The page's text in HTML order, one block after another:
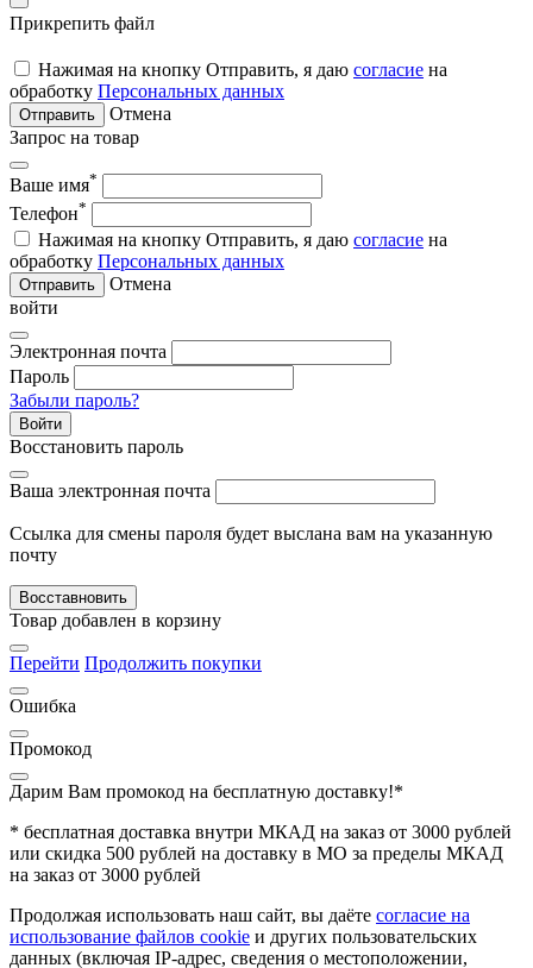
Прикрепить файл
Нажимая на кнопку Отправить, я даю согласие на
обработку Персональных данных
Отправить
Отмена
Запрос на товар
Ваше имя*
Телефон*
Нажимая на кнопку Отправить, я даю согласие на
обработку Персональных данных
Отправить
Отмена
войти
Электронная почта
Пароль
Забыли пароль?
Войти
Восстановить пароль
Ваша электронная почта
Ссылка для смены пароля будет выслана вам на указанную
почту
Восставновить
Товар добавлен в корзину
Перейти Продолжить покупки
Ошибка
Промокод
Дарим Вам промокод на бесплатную доставку!*
* бесплатная доставка внутри МКАД на заказ от 3000 рублей
или скидка 500 рублей на доставку в МО за пределы МКАД
на заказ от 3000 рублей
Продолжая использовать наш сайт, вы даёте согласие на
использование файлов cookie и других пользовательских
данных (включая IP-адрес, сведения о местоположении,